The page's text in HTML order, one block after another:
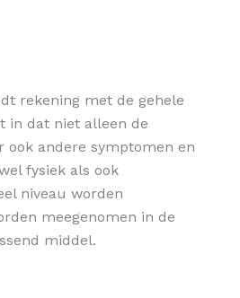
rekening met de gehele
in dat niet alleen de
ook andere symptomen en
fysiek als ook
niveau worden
meegenomen in de
middel.